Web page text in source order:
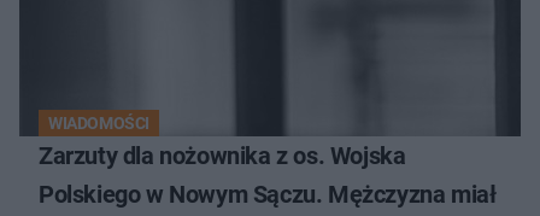
WIADOMOŚCI
Zarzuty dla nożownika z os. Wojska
Polskiego w Nowym Sączu. Mężczyzna miał